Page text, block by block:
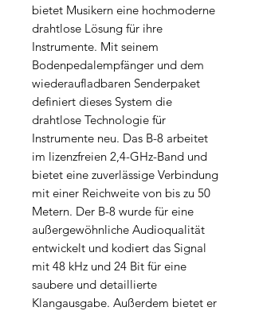
bietet Musikern eine hochmoderne
drahtlose Lösung für ihre
Instrumente. Mit seinem
Bodenpedalempfänger und dem
wiederaufladbaren Senderpaket
definiert dieses System die
drahtlose Technologie für
Instrumente neu. Das B-8 arbeitet
im lizenzfreien 2,4-GHz-Band und
bietet eine zuverlässige Verbindung
mit einer Reichweite von bis zu 50
Metern. Der B-8 wurde für eine
außergewöhnliche Audioqualität
entwickelt und kodiert das Signal
mit 48 kHz und 24 Bit für eine
saubere und detaillierte
Klangausgabe. Außerdem bietet er